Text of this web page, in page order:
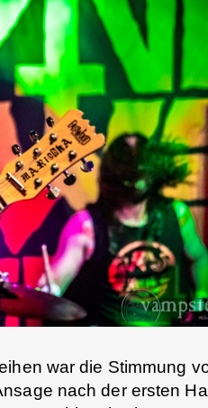
war die Stimmung
nach der ersten